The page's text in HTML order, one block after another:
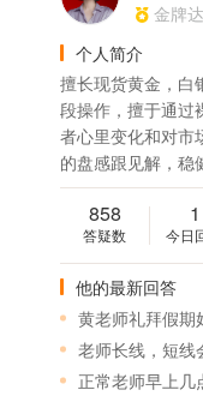
金牌
个人简介
擅长现货黄金，白
段操作，擅于通过
者心里变化和对市
的盘感跟见解，稳
858
答疑数
1
今日
他的最新回答